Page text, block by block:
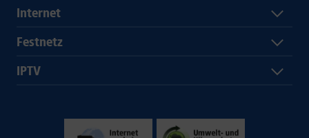
Internet
Festnetz
IPTV